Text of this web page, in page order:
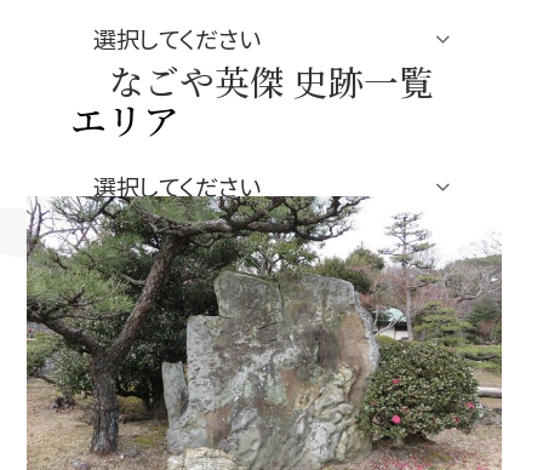
秀長グルメ・土産一覧
名古屋＜秀長＞観光モデルコース
豊臣秀吉と名古屋の関係
秀吉関連 史跡 一覧
秀吉グルメ・土産 一覧
秀吉功路
エリア
ジャンル
なごや英傑 史跡一覧